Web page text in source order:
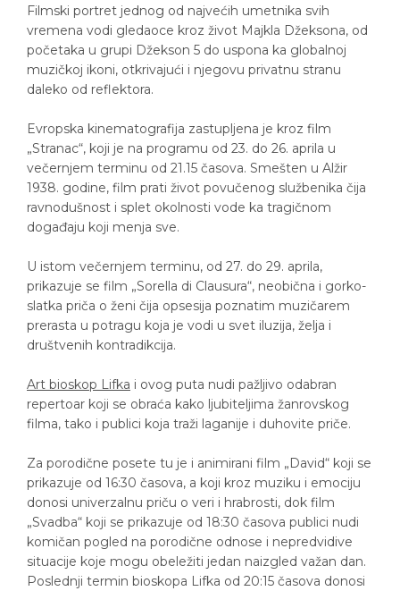
Filmski portret jednog od najvećih umetnika svih
vremena vodi gledaoce kroz život Majkla Džeksona, od
početaka u grupi Džekson 5 do uspona ka globalnoj
muzičkoj ikoni, otkrivajući i njegovu privatnu stranu
daleko od reflektora.
Evropska kinematografija zastupljena je kroz film
„Stranac“, koji je na programu od 23. do 26. aprila u
večernjem terminu od 21.15 časova. Smešten u Alžir
1938. godine, film prati život povučenog službenika čija
ravnodušnost i splet okolnosti vode ka tragičnom
događaju koji menja sve.
U istom večernjem terminu, od 27. do 29. aprila,
prikazuje se film „Sorella di Clausura“, neobična i gorko-
slatka priča o ženi čija opsesija poznatim muzičarem
prerasta u potragu koja je vodi u svet iluzija, želja i
društvenih kontradikcija.
Art bioskop Lifka i ovog puta nudi pažljivo odabran
repertoar koji se obraća kako ljubiteljima žanrovskog
filma, tako i publici koja traži laganije i duhovite priče.
Za porodične posete tu je i animirani film „David“ koji se
prikazuje od 16:30 časova, a koji kroz muziku i emociju
donosi univerzalnu priču o veri i hrabrosti, dok film
„Svadba“ koji se prikazuje od 18:30 časova publici nudi
komičan pogled na porodične odnose i nepredvidive
situacije koje mogu obeležiti jedan naizgled važan dan.
Poslednji termin bioskopa Lifka od 20:15 časova donosi